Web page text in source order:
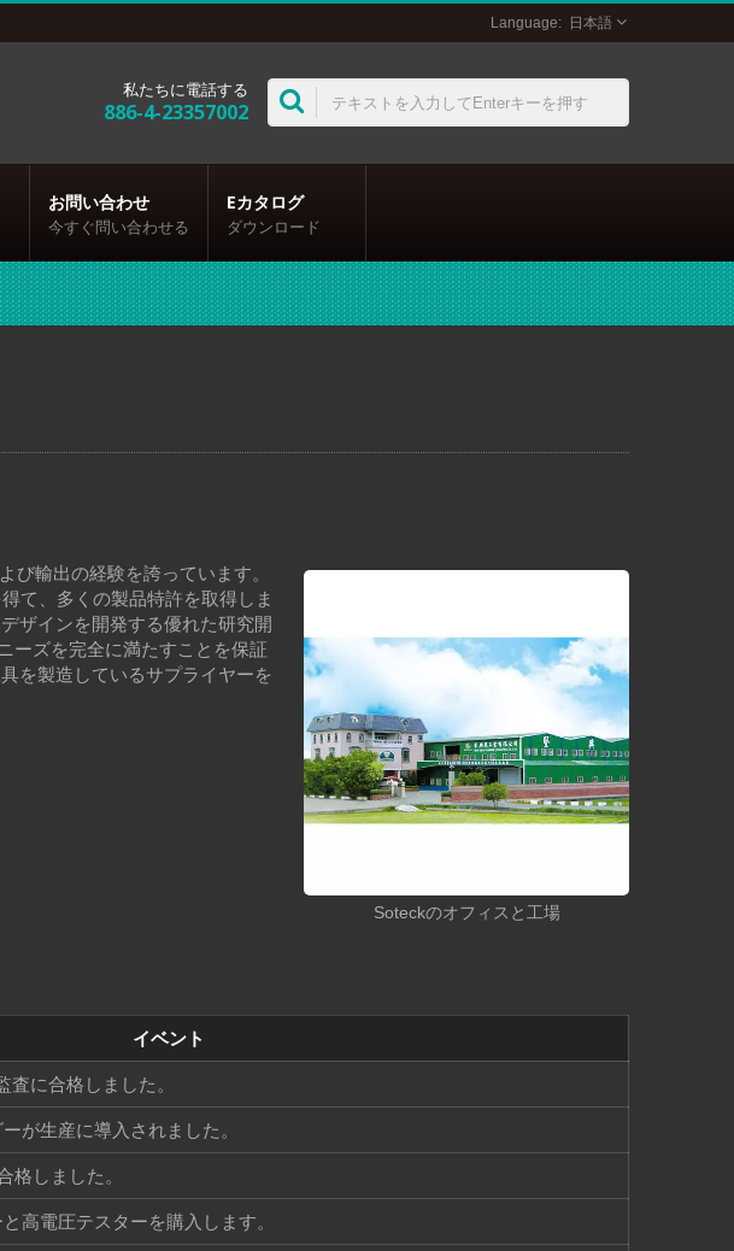
日本語
私たちに電話する
886-4-23357002
お問い合わせ
今すぐ問い合わせる
Eカタログ
ダウンロード
Soteckのオフィスと工場
び輸出の経験を誇っています。
て、多くの製品特許を取得しま
ザインを開発する優れた研究開
ーズを完全に満たすことを保証
を製造しているサプライヤーを
イベント
に合格しました。
が生産に導入されました。
格しました。
高電圧テスターを購入します。